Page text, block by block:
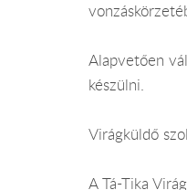
Alapvetően
készülni.
Virágküldő
A Tá-Tika